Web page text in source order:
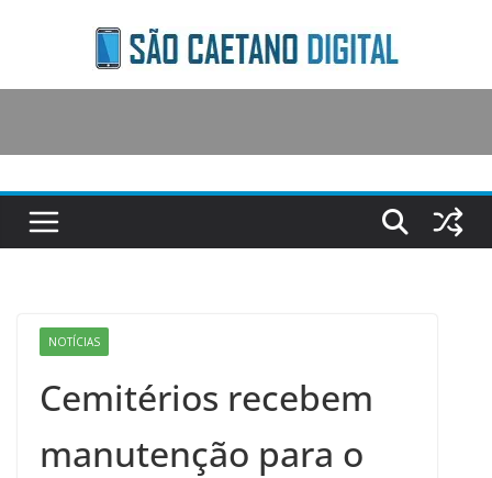
content
NOTÍCIAS
Cemitérios recebem
manutenção para o